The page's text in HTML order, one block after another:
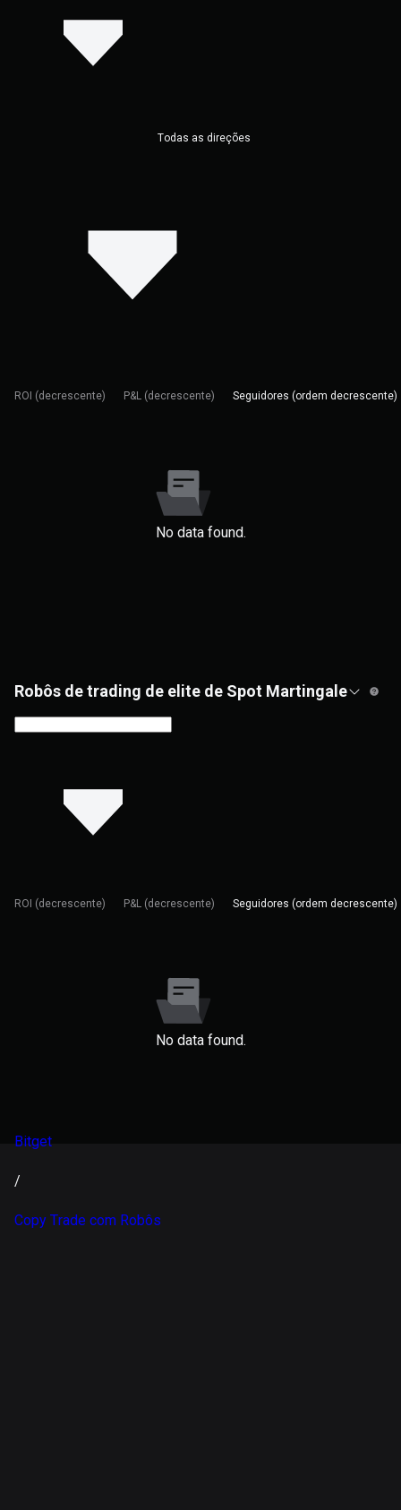
Todas as direções
ROI (decrescente) P&L (decrescente) Seguidores (ordem decrescente)
No data found.
Robôs de trading de elite de Spot Martingale
ROI (decrescente) P&L (decrescente) Seguidores (ordem decrescente)
No data found.
Bitget
/
Copy Trade com Robôs